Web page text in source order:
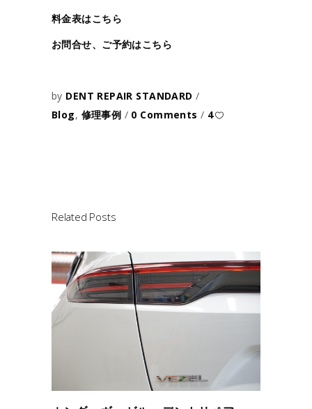
料金表はこちら
お問合せ、ご予約はこちら
by DENT REPAIR STANDARD
Blog, 修理事例 0 Comments 4
Related Posts